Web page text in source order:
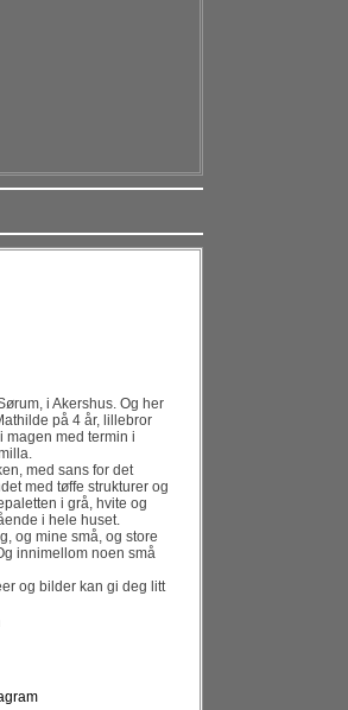
i Akershus. Og her
på 4 år, lillebror
magen med termin i
med sans for det
med tøffe strukturer og
i grå, hvite og
i hele huset.
og mine små, og store
innimellom noen små
og bilder kan gi deg litt